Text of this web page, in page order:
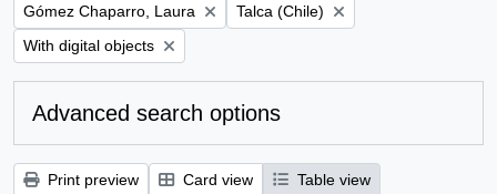
Remove filter:
Gómez Chaparro, Laura Remove filter:
Talca (Chile)
Remove filter:
With digital objects
Advanced search options
Print preview Card view
Table view